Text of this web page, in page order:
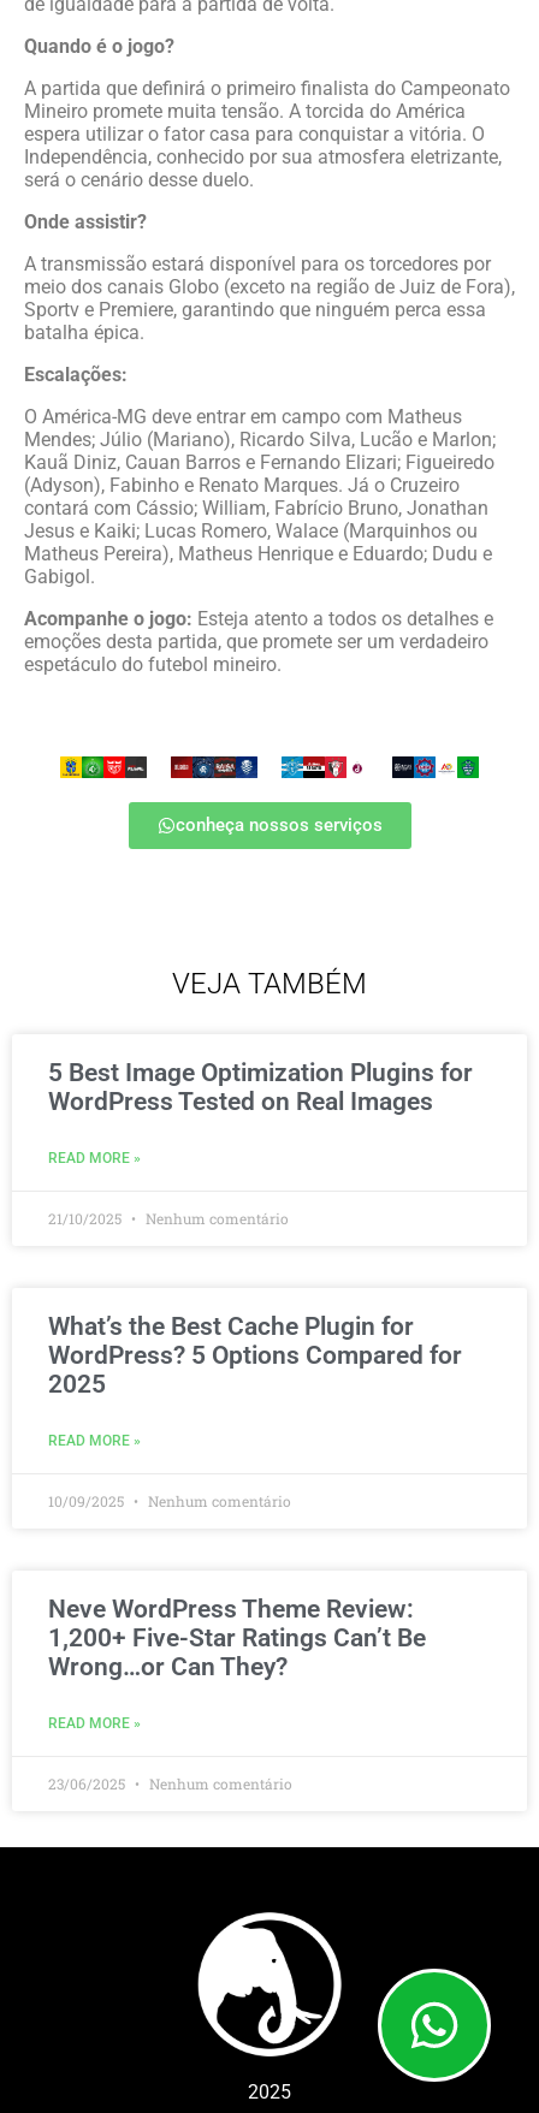
Quando é o jogo?
A partida que definirá o primeiro finalista do Campeonato
Mineiro promete muita tensão. A torcida do América
espera utilizar o fator casa para conquistar a vitória. O
Independência, conhecido por sua atmosfera eletrizante,
será o cenário desse duelo.
Onde assistir?
A transmissão estará disponível para os torcedores por
meio dos canais Globo (exceto na região de Juiz de Fora),
Sportv e Premiere, garantindo que ninguém perca essa
batalha épica.
Escalações:
O América-MG deve entrar em campo com Matheus
Mendes; Júlio (Mariano), Ricardo Silva, Lucão e Marlon;
Kauã Diniz, Cauan Barros e Fernando Elizari; Figueiredo
(Adyson), Fabinho e Renato Marques. Já o Cruzeiro
contará com Cássio; William, Fabrício Bruno, Jonathan
Jesus e Kaiki; Lucas Romero, Walace (Marquinhos ou
Matheus Pereira), Matheus Henrique e Eduardo; Dudu e
Gabigol.
Acompanhe o jogo: Esteja atento a todos os detalhes e
emoções desta partida, que promete ser um verdadeiro
espetáculo do futebol mineiro.
conheça nossos serviços
VEJA TAMBÉM
5 Best Image Optimization Plugins for
WordPress Tested on Real Images
READ MORE »
21/10/2025 Nenhum comentário
What’s the Best Cache Plugin for
WordPress? 5 Options Compared for
2025
READ MORE »
10/09/2025 Nenhum comentário
Neve WordPress Theme Review:
1,200+ Five-Star Ratings Can’t Be
Wrong…or Can They?
READ MORE »
23/06/2025 Nenhum comentário
2025